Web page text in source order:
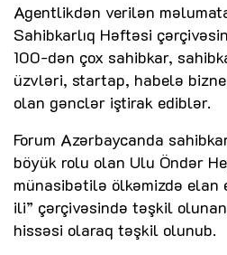
Agentlikdən verilən
Sahibkarlıq Həftəsi
100-dən çox sahibkar,
üzvləri, startap, habelə
olan gənclər iştirak ediblər.
Forum Azərbaycanda
böyük rolu olan Ulu Öndər
münasibətilə ölkəmizdə elan
ili” çərçivəsində təşkil
hissəsi olaraq təşkil olunub.